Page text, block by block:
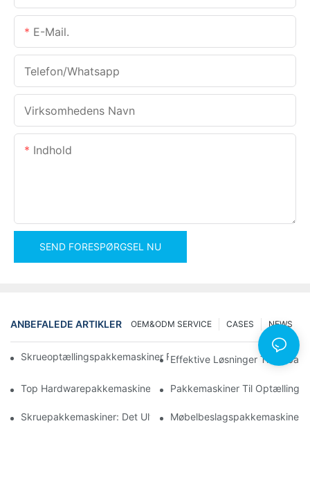
E-Mail.
Telefon/whatsapp
Virksomhedens Navn
Indhold
SEND FORESPØRGSEL NU
ANBEFALEDE ARTIKLER NEWS
CASES
OEM&ODM SERVICE
Skrueoptællingspakkemaskiner For Pålidelige Og Hurtige
Effektive Løsninger Til
Top Hardwarepakkemaskiner Til Ensartet Kvalitetskontrol
Pakkemaskiner Til Optælling
Skruepakkemaskiner: Det Ultimative Værktøj Til Effektiv